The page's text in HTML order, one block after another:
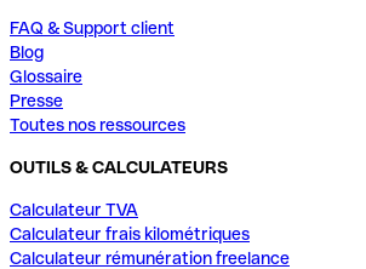
FAQ & Support client
Blog
Glossaire
Presse
Toutes nos ressources
OUTILS & CALCULATEURS
Calculateur TVA
Calculateur frais kilométriques
Calculateur rémunération freelance